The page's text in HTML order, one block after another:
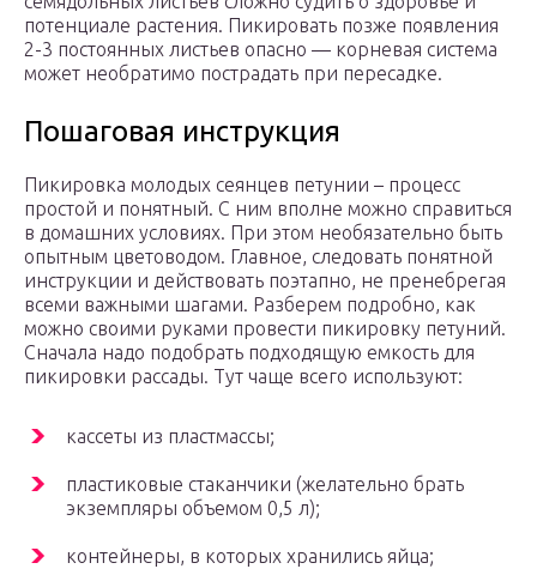
потенциале растения. Пикировать позже появления
2-3 постоянных листьев опасно — корневая система
может необратимо пострадать при пересадке.
Пошаговая инструкция
Пикировка молодых сеянцев петунии – процесс
простой и понятный. С ним вполне можно справиться
в домашних условиях. При этом необязательно быть
опытным цветоводом. Главное, следовать понятной
инструкции и действовать поэтапно, не пренебрегая
всеми важными шагами. Разберем подробно, как
можно своими руками провести пикировку петуний.
Сначала надо подобрать подходящую емкость для
пикировки рассады. Тут чаще всего используют:
кассеты из пластмассы;
пластиковые стаканчики (желательно брать
экземпляры объемом 0,5 л);
контейнеры, в которых хранились яйца;